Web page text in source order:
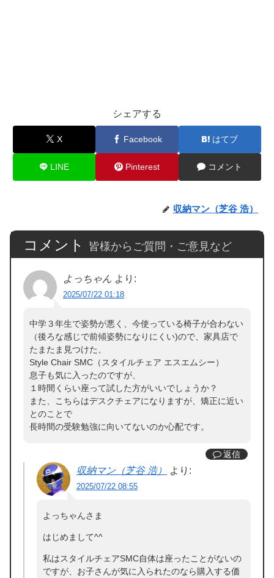
シェアする
X Facebook はてブ
LINE Pinterest コメント
収納マン（芝谷 浩）
コメント 皆様からご質問・ご意見など
よっちゃん より:
2025/07/22 01:18
中学３年生で姿勢が悪く、今使っている椅子が合わない
（後ろな感じで前傾姿勢になりにくい)ので、家具店で
たまたま見つけた、
Style Chair SMC（スタイルチェア エスエムシー）
息子も気に入ったのですが、
１時間くらい座って試した方がいいでしょうか？
また、こちらはデスクチェアになりますが、矯正に近い
とのことで
長時間の受験勉強に向いてないのか心配です。
返信
収納マン（芝谷 浩） より:
2025/07/22 08:55
よっちゃんさま
はじめまして^^
私はスタイルチェアSMC自体は座ったことがないの
ですが、お子さんが気に入られたのなら購入する価